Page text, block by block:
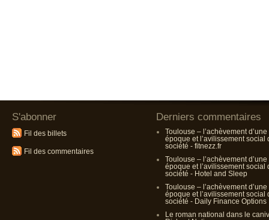
S'abonner
Fil des billets
Fil des commentaires
Derniers commentaires
Toulouse – l’achèvement d’une
époque et l’avilissement social
société - fitnezz.fr
Toulouse – l’achèvement d’une
époque et l’avilissement social
société - Hotel and Sleep
Toulouse – l’achèvement d’une
époque et l’avilissement social
société - Daily Finance Options
Le roman national dans le